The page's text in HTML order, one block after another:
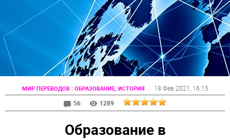
МИР ПЕРЕВОДОВ: ОБРАЗОВАНИЕ, ИСТОРИЯ 18 Фев 2021 , 16:15
56
1289
Образование в